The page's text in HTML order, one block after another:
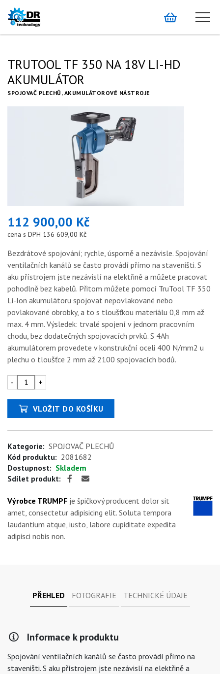
TRUTOOL TF 350 NA 18V LI-HD
AKUMULÁTOR
SPOJOVAČ PLECHŮ, AKUMULÁTOROVÉ NÁSTROJE
112 900,00 Kč
cena s DPH 136 609,00 Kč
Bezdrátové spojování; rychle, úsporně a nezávisle. Spojování
ventilačních kanálů se často provádí přímo na staveništi. S
aku přístrojem jste nezávislí na elektřině a můžete pracovat
pohodlně bez kabelů. Přitom můžete pomocí TruTool TF 350
Li-Ion akumulátoru spojovat nepovlakované nebo
povlakované obrobky, a to s tloušťkou materiálu 0,8 mm až
max. 4 mm. Výsledek: trvalé spojení v jednom pracovním
chodu, bez dodatečných spojovacích prvků. S 4Ah
akumulátorem provedete v konstrukční oceli 400 N/mm2 u
plechu o tloušťce 2 mm až 2100 spojovacích bodů.
- +
VLOŽIT DO KOŠÍKU
Kategorie: SPOJOVAČ PLECHŮ
Kód produktu: 2081682
Dostupnost: Skladem
Sdílet produkt:
Výrobce TRUMPF je špičkový producent dolor sit
amet, consectetur adipisicing elit. Soluta tempora
laudantium atque, iusto, labore cupiditate expedita
adipisci nobis non.
PŘEHLED FOTOGRAFIE TECHNICKÉ ÚDAJE
Informace k produktu
Spojování ventilačních kanálů se často provádí přímo na
staveništi. S aku přístrojem jste nezávislí na elektřině a